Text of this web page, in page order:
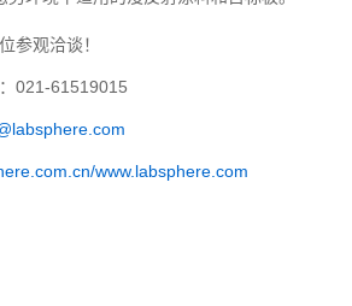
参观洽谈！
021-61519015
www.labsphere.com